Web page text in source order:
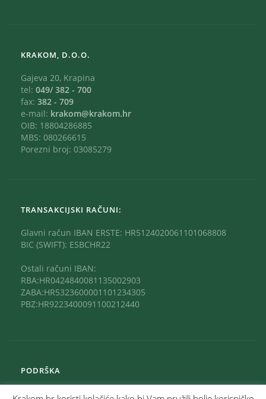
KRAKOM, D.O.O.
Gajeva 20, Krapina
tel: 049/ 382 - 700
fax: 382 - 709
e-mail: krakom@krakom.hr
OIB: 18804286885
MBS: 080266615
Porezni broj: 03085279
TRANSAKCIJSKI RAČUNI:
Glavni račun IBAN ERSTE: HR5124020061101068808
BIC (SWIFT): ESBCHR22
Ostali računi IBAN:
RBA:HR0424840081135002903
ZABA:HR5323600001101234305
PBZ:HR9223400091100212440
PODRŠKA